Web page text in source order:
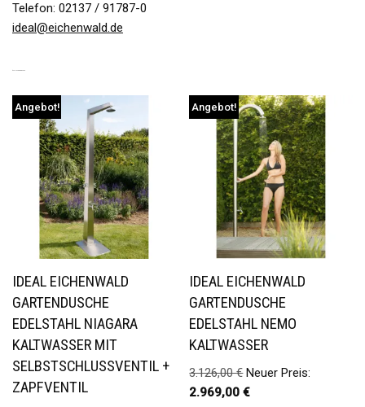
Telefon: 02137 / 91787-0
ideal@eichenwald.de
Angebot!
IDEAL EICHENWALD
GARTENDUSCHE
EDELSTAHL NIAGARA
KALTWASSER MIT
SELBSTSCHLUSSVENTIL +
ZAPFVENTIL
Angebot!
IDEAL EICHENWALD
GARTENDUSCHE
EDELSTAHL NEMO
KALTWASSER
3.126,00€ Neuer Preis:
2.969,00€